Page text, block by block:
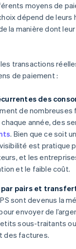
moyens de
dépend de leurs
la manière dont
transactions
de paiement :
des
de nombreuses
année, des
. Bien que ce soit
est pratique
et les
et le faible coût.
pairs et
sont devenus la
envoyer de
sous-traitants
des factures.